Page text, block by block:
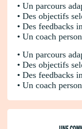
• Un parcours
• Des objectifs
• Des feedbacks
• Un coach
• Un parcours
• Des objectifs
• Des feedbacks
• Un coach